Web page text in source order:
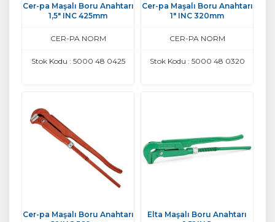
Cer-pa Maşalı Boru Anahtarı
1,5" INC 425mm
CER-PA NORM
Stok Kodu : 5000 48 0425
Cer-pa Maşalı Boru Anahtarı
1" INC 320mm
CER-PA NORM
Stok Kodu : 5000 48 0320
Cer-pa Maşalı Boru Anahtarı
Elta Maşalı Boru Anahtarı